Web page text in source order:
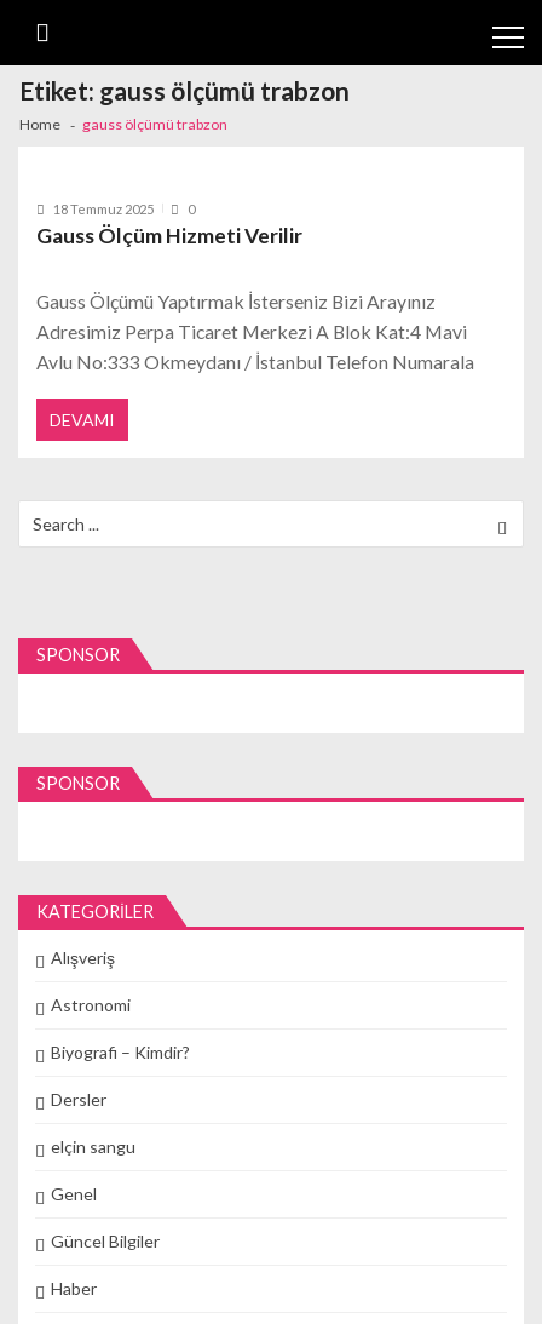
Etiket: gauss ölçümü trabzon
Home gauss ölçümü trabzon
18 Temmuz 2025 0
Gauss Ölçüm Hizmeti Verilir
Gauss Ölçümü Yaptırmak İsterseniz Bizi Arayınız
Adresimiz Perpa Ticaret Merkezi A Blok Kat:4 Mavi
Avlu No:333 Okmeydanı / İstanbul Telefon Numarala
DEVAMI
for:
SPONSOR
SPONSOR
KATEGORILER
Alışveriş
Astronomi
Biyografi – Kimdir?
Dersler
elçin sangu
Genel
Güncel Bilgiler
Haber